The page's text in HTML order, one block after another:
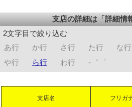
支店の詳細は「詳細情
2文字目で絞り込む
あ行 か行 さ行 た行 な行
や行
ら行 わ行 -゛゜
支店名 フリガ